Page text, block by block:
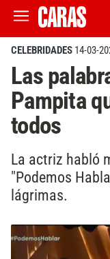
CELEBRIDADES 14-03-
Las
Pampita
todos
La actriz habló
"Podemos
lágrimas.